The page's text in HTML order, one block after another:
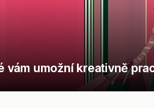
vám umožní kreativně